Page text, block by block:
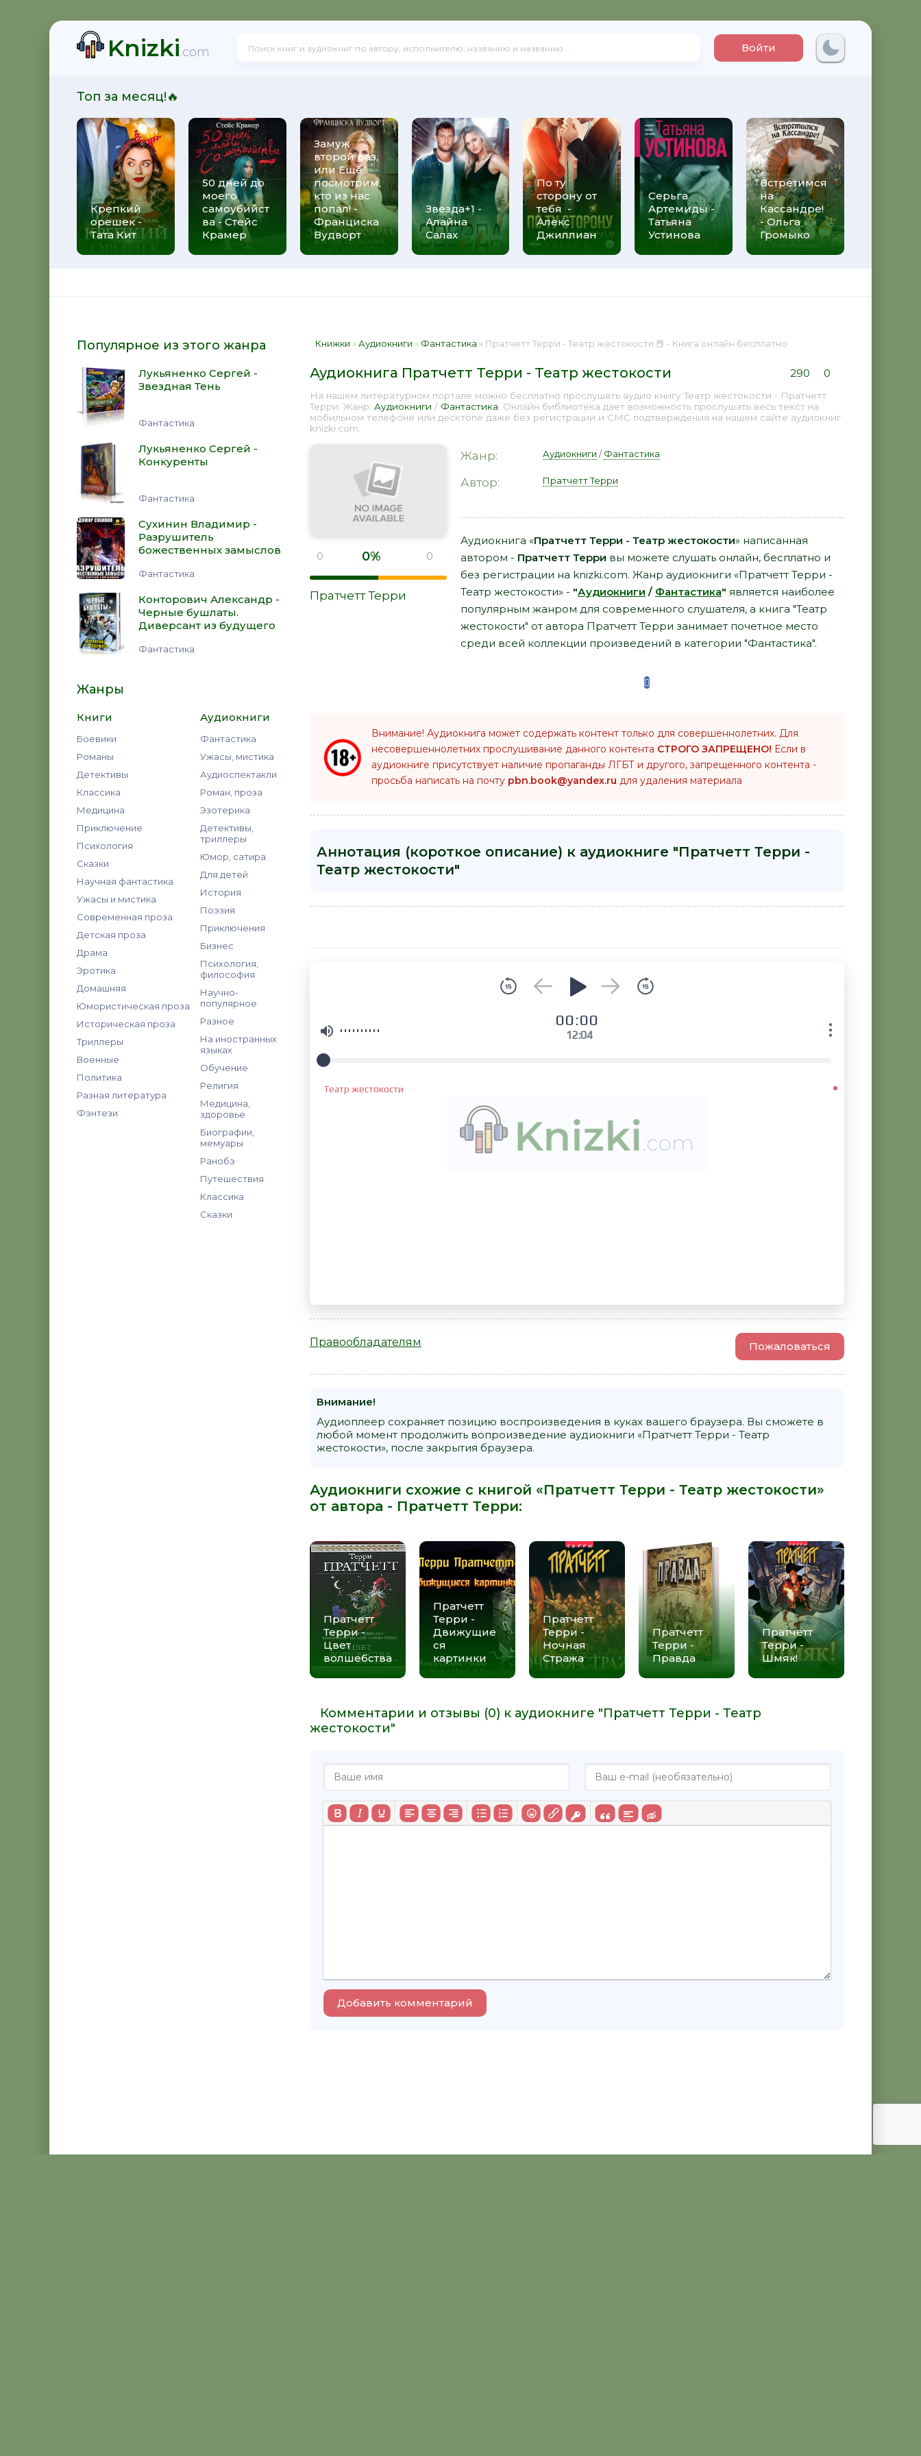
Knizki.com Войти
Топ за месяц!🔥
Крепкий
орешек -
Тата Кит
50 дней до
моего
самоубийст
ва - Стейс
Крамер
Замуж
второй раз,
или Ещё
посмотрим,
кто из нас
попал! -
Франциска
Вудворт
Звезда+1 -
Алайна
Салах
По ту
сторону от
тебя -
Алекс
Джиллиан
Серьга
Артемиды -
Татьяна
Устинова
Встретимся
на
Кассандре!
- Ольга
Громыко
Популярное из этого жанра
Лукьяненко Сергей -
Звездная Тень
Фантастика
Лукьяненко Сергей -
Конкуренты
Фантастика
Сухинин Владимир -
Разрушитель
божественных замыслов
Фантастика
Конторович Александр -
Черные бушлаты.
Диверсант из будущего
Фантастика
Жанры
Книги
Боевики
Романы
Детективы
Классика
Медицина
Приключение
Психология
Сказки
Научная фантастика
Ужасы и мистика
Современная проза
Детская проза
Драма
Эротика
Домашняя
Юмористическая проза
Историческая проза
Триллеры
Военные
Политика
Разная литература
Фэнтези
Аудиокниги
Фантастика
Ужасы, мистика
Аудиоспектакли
Роман, проза
Эзотерика
Детективы,
триллеры
Юмор, сатира
Для детей
История
Поэзия
Приключения
Бизнес
Психология,
философия
Научно-
популярное
Разное
На иностранных
языках
Обучение
Религия
Медицина,
здоровье
Биографии,
мемуары
Ранобэ
Путешествия
Классика
Сказки
Книжки »Аудиокниги » Фантастика » Пратчетт Терри - Театр жестокости 📕 - Книга онлайн бесплатно
Аудиокнига Пратчетт Терри - Театр жестокости 290 0
На нашем литературном портале можно бесплатно прослушать аудио книгу Театр жестокости - Пратчетт
Терри. Жанр: Аудиокниги / Фантастика . Онлайн библиотека дает возможность прослушать весь текст на
мобильном телефоне или десктопе даже без регистрации и СМС подтверждения на нашем сайте аудиокниг
knizki.com.
0 0% 0
Пратчетт Терри
Жанр: Аудиокниги /Фантастика
Автор: Пратчетт Терри
Аудиокнига «Пратчетт Терри - Театр жестокости» написанная
автором - Пратчетт Терри вы можете слушать онлайн, бесплатно и
без регистрации на knizki.com. Жанр аудиокниги «Пратчетт Терри -
Театр жестокости» - "Аудиокниги / Фантастика" является наиболее
популярным жанром для современного слушателя, а книга "Театр
жестокости" от автора Пратчетт Терри занимает почетное место
среди всей коллекции произведений в категории "Фантастика".
Внимание! Аудиокнига может содержать контент только для совершеннолетних. Для
несовершеннолетних прослушивание данного контента СТРОГО ЗАПРЕЩЕНО! Если в
аудиокниге присутствует наличие пропаганды ЛГБТ и другого, запрещенного контента -
просьба написать на почту pbn.book@yandex.ru для удаления материала
Аннотация (короткое описание) к аудиокниге "Пратчетт Терри -
Театр жестокости"
00:00
12:04
Театр жестокости
Правообладателям Пожаловаться
Внимание!
Аудиоплеер сохраняет позицию воспроизведения в куках вашего браузера. Вы сможете в
любой момент продолжить вопроизведение аудиокниги «Пратчетт Терри - Театр
жестокости», после закрытия браузера.
Аудиокниги схожие с книгой «Пратчетт Терри - Театр жестокости»
от автора - Пратчетт Терри:
Пратчетт
Терри -
Цвет
волшебства
Пратчетт
Терри -
Движущие
ся
картинки
Пратчетт
Терри -
Ночная
Стража
Пратчетт
Терри -
Правда
Пратчетт
Терри -
Шмяк!
Комментарии и отзывы (0) к аудиокниге "Пратчетт Терри - Театр
жестокости"
Добавить комментарий
божественных замыслов